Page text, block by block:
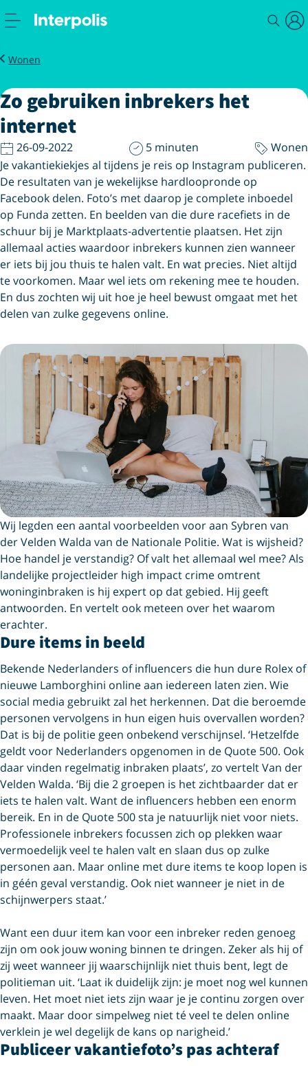
Magazine
Wonen
Zo gebruiken inbrekers het internet
Zo gebruiken inbrekers het
internet
26-09-2022 5 minuten
Wonen
Je vakantiekiekjes al tijdens je reis op Instagram publiceren.
De resultaten van je wekelijkse hardloopronde op
Facebook delen. Foto’s met daarop je complete inboedel
op Funda zetten. En beelden van die dure racefiets in de
schuur bij je Marktplaats-advertentie plaatsen. Het zijn
allemaal acties waardoor inbrekers kunnen zien wanneer
er iets bij jou thuis te halen valt. En wat precies. Niet altijd
te voorkomen. Maar wel iets om rekening mee te houden.
En dus zochten wij uit hoe je heel bewust omgaat met het
delen van zulke gegevens online.
Wij legden een aantal voorbeelden voor aan Sybren van
der Velden Walda van de Nationale Politie. Wat is wijsheid?
Hoe handel je verstandig? Of valt het allemaal wel mee? Als
landelijke projectleider high impact crime omtrent
woninginbraken is hij expert op dat gebied. Hij geeft
antwoorden. En vertelt ook meteen over het waarom
erachter.
Dure items in beeld
Bekende Nederlanders of influencers die hun dure Rolex of
nieuwe Lamborghini online aan iedereen laten zien. Wie
social media gebruikt zal het herkennen. Dat die beroemde
personen vervolgens in hun eigen huis overvallen worden?
Dat is bij de politie geen onbekend verschijnsel. ‘Hetzelfde
geldt voor Nederlanders opgenomen in de Quote 500. Ook
daar vinden regelmatig inbraken plaats’, zo vertelt Van der
Velden Walda. ‘Bij die 2 groepen is het zichtbaarder dat er
iets te halen valt. Want de influencers hebben een enorm
bereik. En in de Quote 500 sta je natuurlijk niet voor niets.
Professionele inbrekers focussen zich op plekken waar
vermoedelijk veel te halen valt en slaan dus op zulke
personen aan. Maar online met dure items te koop lopen is
in géén geval verstandig. Ook niet wanneer je niet in de
schijnwerpers staat.’
Want een duur item kan voor een inbreker reden genoeg
zijn om ook jouw woning binnen te dringen. Zeker als hij of
zij weet wanneer jij waarschijnlijk niet thuis bent, legt de
politieman uit. ‘Laat ik duidelijk zijn: je moet nog wel kunnen
leven. Het moet niet iets zijn waar je je continu zorgen over
maakt. Maar door simpelweg niet té veel te delen online
verklein je wel degelijk de kans op narigheid.’
Publiceer vakantiefoto’s pas achteraf